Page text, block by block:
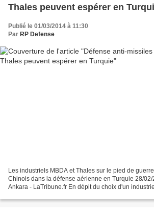
Thales peuvent espérer en
Publié le 01/03/2014 à 11:30
Par RP Defense
Les industriels MBDA et Thales sur le pied de
Chinois dans la défense aérienne en Turquie 28/
Ankara - LaTribune.fr En dépit du choix d'un